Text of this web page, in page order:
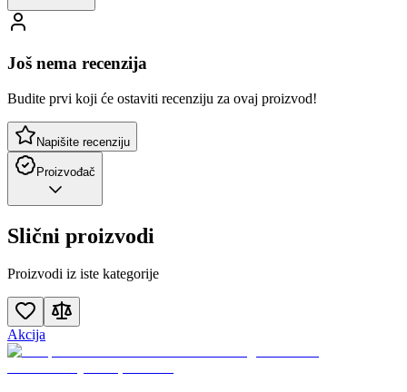
Još nema recenzija
Budite prvi koji će ostaviti recenziju za ovaj proizvod!
Napišite recenziju
Proizvođač
Slični proizvodi
Proizvodi iz iste kategorije
Akcija